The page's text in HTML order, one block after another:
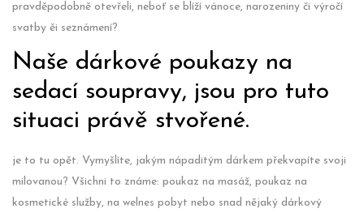
pravděpodobně otevřeli, neboť se blíží vánoce, narozeniny či výročí
svatby ěi seznámení?
Naše dárkové poukazy na
sedací soupravy, jsou pro tuto
situaci právě stvořené.
je to tu opět. Vymyšlíte, jakým nápaditým dárkem překvapíte svoji
milovanou? Všichni to známe: poukaz na masáž, poukaz na
kosmetické služby, na welnes pobyt nebo snad nějaký dárkový